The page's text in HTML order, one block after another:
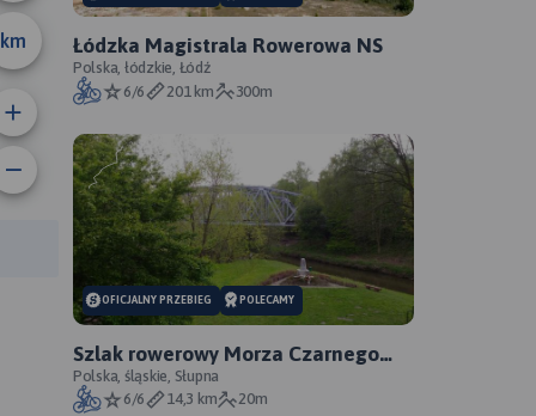
km Łódzka Magistrala Rowerowa NS
Polska, łódzkie, Łódź
6/6
201 km 300m
OFICJALNY PRZEBIEG POLECAMY
Szlak rowerowy Morza Czarnego
Sosnowiec - oficjalny przebieg
Polska, śląskie, Słupna
6/6
14,3 km 20m